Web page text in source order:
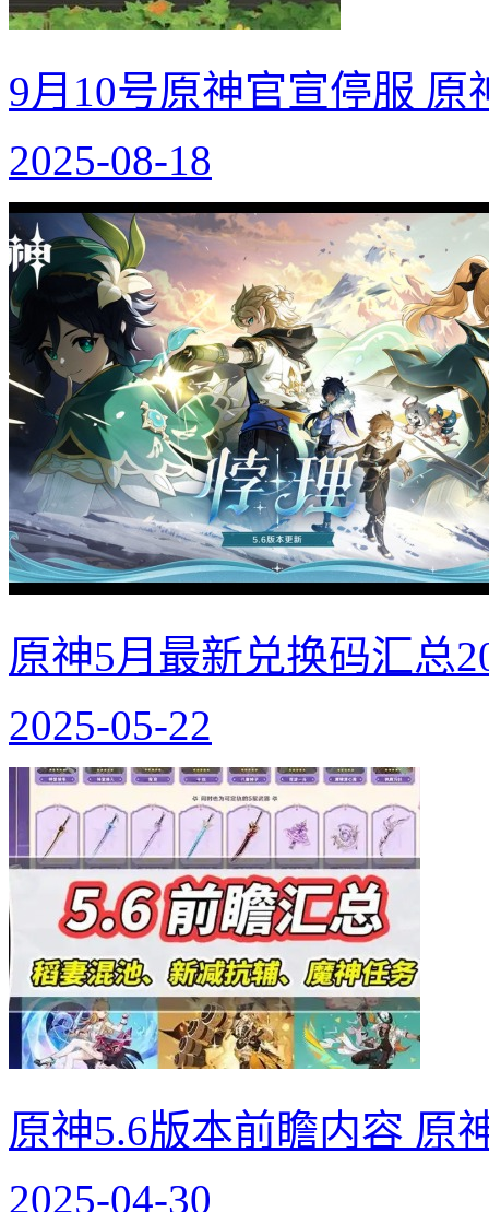
9月10号原神官宣停服 原
2025-08-18
原神5月最新兑换码汇总
2025-05-22
原神5.6版本前瞻内容 原
2025-04-30